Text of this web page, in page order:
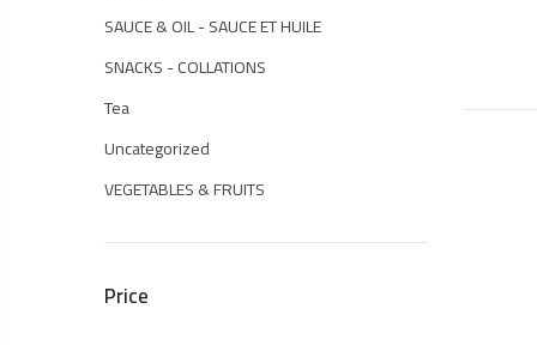
SAUCE & OIL - SAUCE ET HUILE
SNACKS - COLLATIONS
Tea
Uncategorized
VEGETABLES & FRUITS
Price